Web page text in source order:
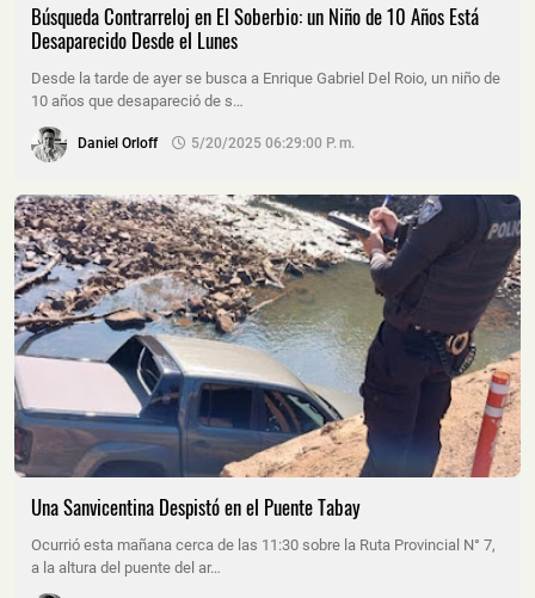
Búsqueda Contrarreloj en El Soberbio: un Niño de 10 Años Está
Desaparecido Desde el Lunes
Desde la tarde de ayer se busca a Enrique Gabriel Del Roio, un niño de
10 años que desapareció de s…
Daniel Orloff 5/20/2025 06:29:00 P. M.
Una Sanvicentina Despistó en el Puente Tabay
Ocurrió esta mañana cerca de las 11:30 sobre la Ruta Provincial N° 7,
a la altura del puente del ar…